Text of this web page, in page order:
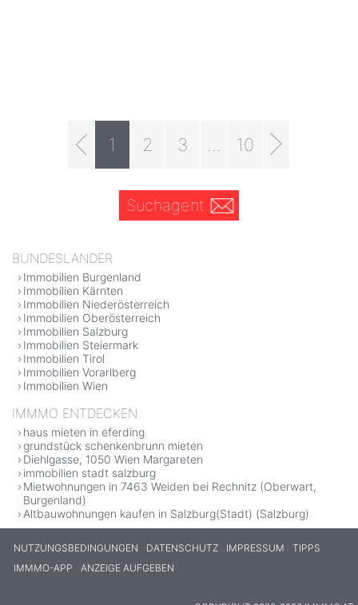
1 2 3 10
Suchagent
BUNDESLÄNDER
Immobilien Burgenland
Immobilien Kärnten
Immobilien Niederösterreich
Immobilien Oberösterreich
Immobilien Salzburg
Immobilien Steiermark
Immobilien Tirol
Immobilien Vorarlberg
Immobilien Wien
IMMMO ENTDECKEN
haus mieten in eferding
grundstück schenkenbrunn mieten
Diehlgasse, 1050 Wien Margareten
immobilien stadt salzburg
Mietwohnungen in 7463 Weiden bei Rechnitz (Oberwart,
Burgenland)
Altbauwohnungen kaufen in Salzburg(Stadt) (Salzburg)
NUTZUNGSBEDINGUNGEN DATENSCHUTZ IMPRESSUM
TIPPS
IMMMO-APP
ANZEIGE AUFGEBEN